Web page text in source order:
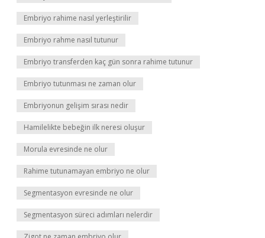
Embriyo rahime nasıl yerleştirilir
Embriyo rahme nasıl tutunur
Embriyo transferden kaç gün sonra rahime tutunur
Embriyo tutunması ne zaman olur
Embriyonun gelişim sırası nedir
Hamilelikte bebeğin ilk neresi oluşur
Morula evresinde ne olur
Rahime tutunamayan embriyo ne olur
Segmentasyon evresinde ne olur
Segmentasyon süreci adımları nelerdir